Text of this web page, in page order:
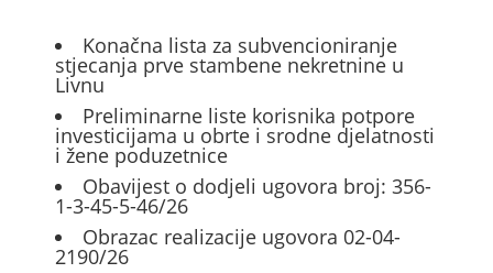
Konačna lista za subvencioniranje
stjecanja prve stambene nekretnine u
Livnu
Preliminarne liste korisnika potpore
investicijama u obrte i srodne djelatnosti
i žene poduzetnice
Obavijest o dodjeli ugovora broj: 356-
1-3-45-5-46/26
Obrazac realizacije ugovora 02-04-
2190/26